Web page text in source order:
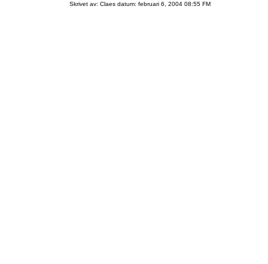
Skrivet av: Claes datum: februari 6, 2004 08:55 FM